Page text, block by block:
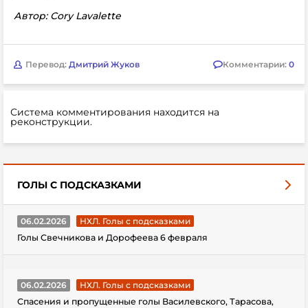
Автор: Cory Lavalette
Перевод: Дмитрий Жуков Комментарии: 0
Система комментирования находится на
реконструкции.
ГОЛЫ С ПОДСКАЗКАМИ
06.02.2026
НХЛ. Голы с подсказками
Голы Свечникова и Дорофеева 6 февраля
06.02.2026
НХЛ. Голы с подсказками
Спасения и пропущенные голы Василевского, Тарасова,